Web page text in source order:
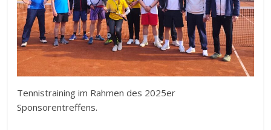
Tennistraining im Rahmen des 2025er
Sponsorentreffens.